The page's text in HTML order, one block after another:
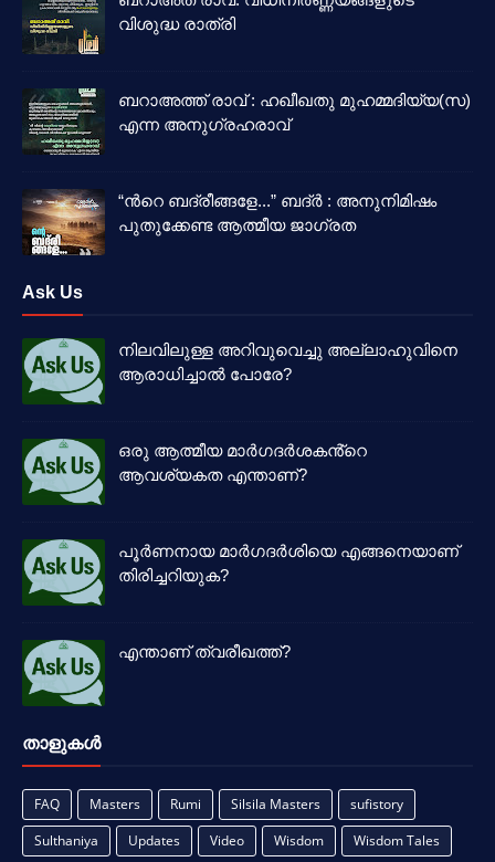
വിശുദ്ധ രാത്രി
ബറാഅത്ത് രാവ് : ഹഖീഖതു മുഹമ്മദിയ്യ(സ)
എന്ന അനുഗ്രഹരാവ്
“ൻറെ ബദ്‌രീങ്ങളേ...” ബദ്‌ർ : അനുനിമിഷം
പുതുക്കേണ്ട ആത്മീയ ജാഗ്രത
Ask Us
നിലവിലുള്ള അറിവുവെച്ചു അല്ലാഹുവിനെ
ആരാധിച്ചാൽ പോരേ?
ഒരു ആത്മീയ മാർഗദർശകൻ്റെ
ആവശ്യകത എന്താണ്?
പൂർണനായ മാർഗദർശിയെ എങ്ങനെയാണ്
തിരിച്ചറിയുക?
എന്താണ് ത്വരീഖത്ത്?
താളുകള്‍
FAQ Masters Rumi Silsila Masters
sufistory
Sulthaniya
Updates Video Wisdom Wisdom Tales